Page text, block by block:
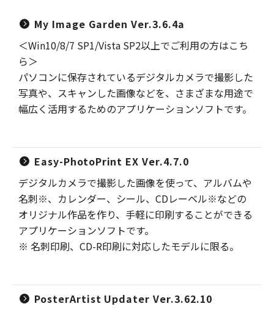
My Image Garden Ver.3.6.4a
＜Win10/8/7 SP1/Vista SP2以上でご利用の方はこち
ら＞
パソコンに保存されているデジタルカメラで撮影した
写真や、スキャンした画像などを、さまざまな用途で
幅広く活用するためのアプリケーションソフトです。
Easy-PhotoPrint EX Ver.4.7.0
デジタルカメラで撮影した画像を使って、アルバムや
名刺※、カレンダー、シール、CDレーベル※などの
オリジナル作品を作り、手軽に印刷することができる
アプリケーションソフトです。
※ 名刺印刷、CD-R印刷に対応したモデルに限る。
PosterArtist Updater Ver.3.62.10